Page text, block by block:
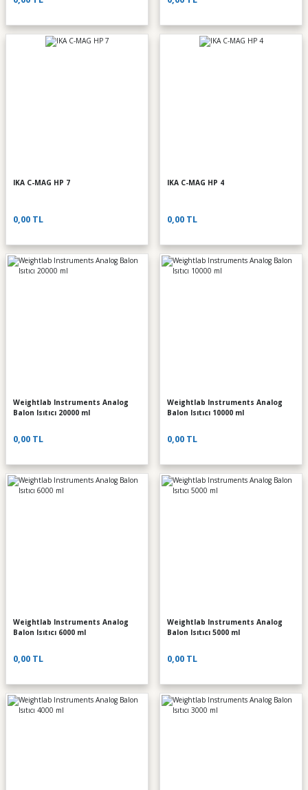
IKA C-MAG HP 7
0,00 TL
IKA C-MAG HP 4
0,00 TL
Weightlab Instruments Analog
Balon Isıtıcı 20000 ml
0,00 TL
Weightlab Instruments Analog
Balon Isıtıcı 10000 ml
0,00 TL
Weightlab Instruments Analog
Balon Isıtıcı 6000 ml
0,00 TL
Weightlab Instruments Analog
Balon Isıtıcı 5000 ml
0,00 TL